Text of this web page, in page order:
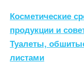
Н
а
в
Косметические
продукции и
Туалеты,
листами